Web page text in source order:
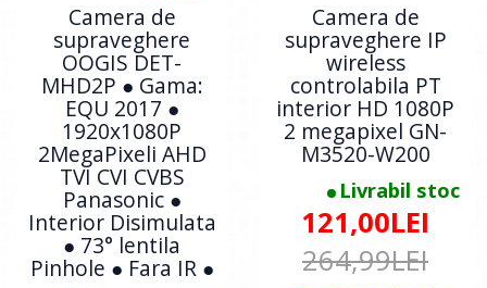
Camera de
supraveghere
OOGIS DET-
MHD2P ● Gama:
EQU 2017 ●
1920x1080P
2MegaPixeli AHD
TVI CVI CVBS
Panasonic ●
Interior Disimulata
● 73° lentila
Pinhole ● Fara IR ●
Camera de
supraveghere IP
wireless
controlabila PT
interior HD 1080P
2 megapixel GN-
M3520-W200
Livrabil stoc
121,00LEI
264,99LEI